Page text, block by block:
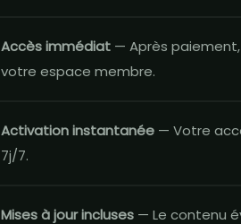
Accès immédiat — Après
votre espace membre.
Activation instantanée — Votre
7j/7.
Mises à jour incluses — Le contenu